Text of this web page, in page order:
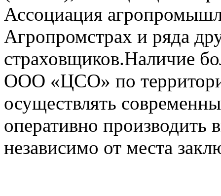
Ассоциация
Агропромстрах и ряда
страховщиков.Наличие
ООО «ЦСО» по
осуществлять
оперативно производить
независимо от места